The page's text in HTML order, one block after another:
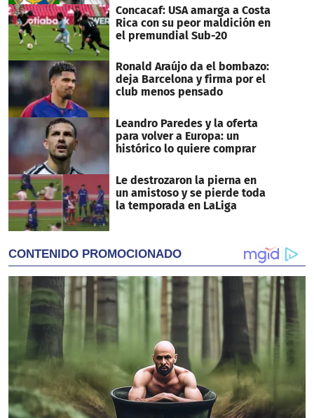
Concacaf: USA amarga a Costa
Rica con su peor maldición en
el premundial Sub-20
Ronald Araújo da el bombazo:
deja Barcelona y firma por el
club menos pensado
Leandro Paredes y la oferta
para volver a Europa: un
histórico lo quiere comprar
Le destrozaron la pierna en
un amistoso y se pierde toda
la temporada en LaLiga